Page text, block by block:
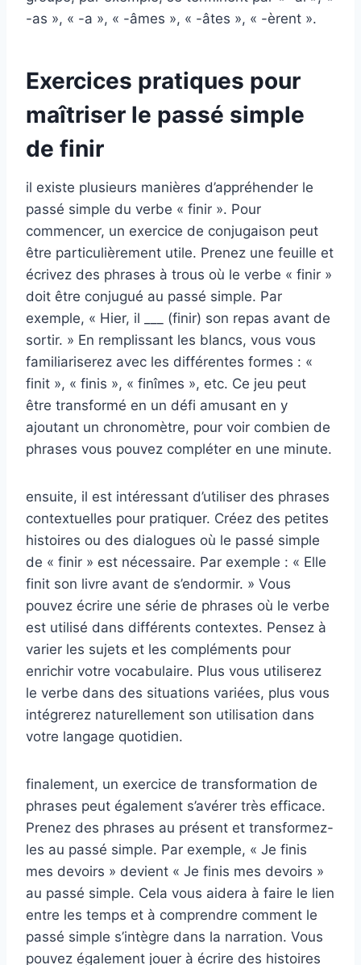
-as », « -a », « -âmes », « -âtes », « -èrent ».
Exercices pratiques pour
maîtriser le passé simple
de finir
il existe plusieurs manières d’appréhender le
passé simple du verbe « finir ». Pour
commencer, un exercice de conjugaison peut
être particulièrement utile. Prenez une feuille et
écrivez des phrases à trous où le verbe « finir »
doit être conjugué au passé simple. Par
exemple, « Hier, il ___ (finir) son repas avant de
sortir. » En remplissant les blancs, vous vous
familiariserez avec les différentes formes : «
finit », « finis », « finîmes », etc. Ce jeu peut
être transformé en un défi amusant en y
ajoutant un chronomètre, pour voir combien de
phrases vous pouvez compléter en une minute.
ensuite, il est intéressant d’utiliser des phrases
contextuelles pour pratiquer. Créez des petites
histoires ou des dialogues où le passé simple
de « finir » est nécessaire. Par exemple : « Elle
finit son livre avant de s’endormir. » Vous
pouvez écrire une série de phrases où le verbe
est utilisé dans différents contextes. Pensez à
varier les sujets et les compléments pour
enrichir votre vocabulaire. Plus vous utiliserez
le verbe dans des situations variées, plus vous
intégrerez naturellement son utilisation dans
votre langage quotidien.
finalement, un exercice de transformation de
phrases peut également s’avérer très efficace.
Prenez des phrases au présent et transformez-
les au passé simple. Par exemple, « Je finis
mes devoirs » devient « Je finis mes devoirs »
au passé simple. Cela vous aidera à faire le lien
entre les temps et à comprendre comment le
passé simple s’intègre dans la narration. Vous
pouvez également jouer à écrire des histoires